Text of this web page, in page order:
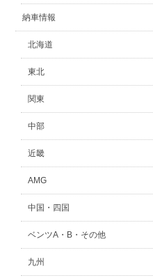
納車情報
北海道
東北
関東
中部
近畿
AMG
中国・四国
ベンツA・B・その他
九州